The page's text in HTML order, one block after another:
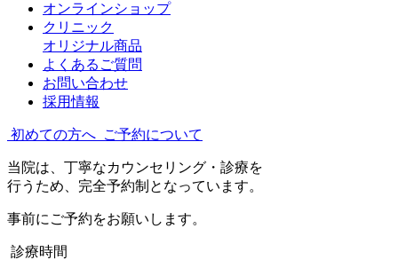
オンラインショップ
クリニック
オリジナル商品
よくあるご質問
お問い合わせ
採用情報
初めての方へ ご予約について
当院は、丁寧なカウンセリング・診療を
行うため、完全予約制となっています。
事前にご予約をお願いします。
診療時間